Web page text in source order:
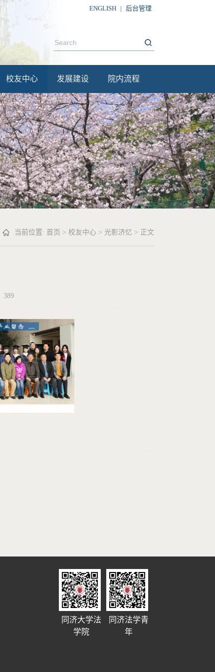
ENGLISH | 后台管理
校友中心 发展建设 院内流程
当前位置: 首页 > 校友中心 > 光影济忆 > 正文
389
同济大学法
学院
同济法学青
年